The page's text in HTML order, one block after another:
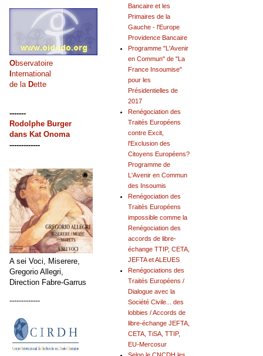
Bancaire et les
Primaires de la
Gauche - l'Europe
Providence Bancaire
Programme "L'Avenir
en Commun" de "La
France Insoumise"
pour les
Présidentielles de
2017
Renégociation des
Traités Européens
contre Excit,
l'Exclusion des
Citoyens Européens?
Programme de
L'Avenir en Commun
des Insoumis
Renégociation des
Traités Européens
impossible comme la
Renégociation des
accords de libre-
échange TTIP, CETA,
JEFTA et ALEUES
Renégociations des
Traités Européens /
Dialogue avec la
Société Civile... des
lobbies / Accords de
libre-échange JEFTA,
CETA, TiSA, TTIP,
EU-Mercosur
Observatoire
International
de la Dette
-------
Rodolphe Burger
dans Kat Onoma
-------------
A sei Voci, Miserere,
Gregorio Allegri,
Direction Fabre-Garrus
-------------